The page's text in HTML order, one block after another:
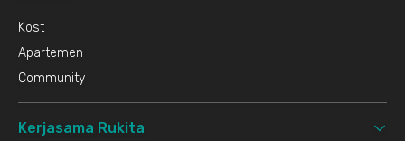
Kost
Apartemen
Community
Kerjasama Rukita